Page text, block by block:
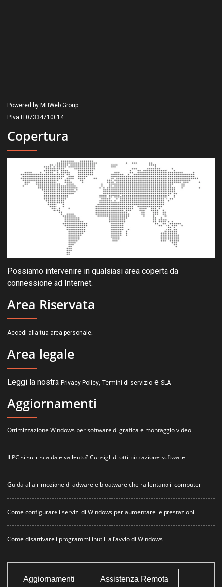
Powered by MHWeb Group.
P.Iva IT07334710014
Copertura
Possiamo intervenire in qualsiasi area coperta da
connessione ad Internet.
Area Riservata
Accedi alla tua area personale.
Area legale
Leggi la nostra Privacy Policy, Termini di servizio e SLA
Aggiornamenti
Ottimizzazione Windows per software di grafica e montaggio video
Il PC si surriscalda e va lento? Consigli di ottimizzazione software
Guida alla rimozione di adware e bloatware che rallentano il computer
Come configurare i servizi di Windows per aumentare le prestazioni
Come disattivare i programmi inutili all’avvio di Windows
Aggiornamenti Assistenza Remota